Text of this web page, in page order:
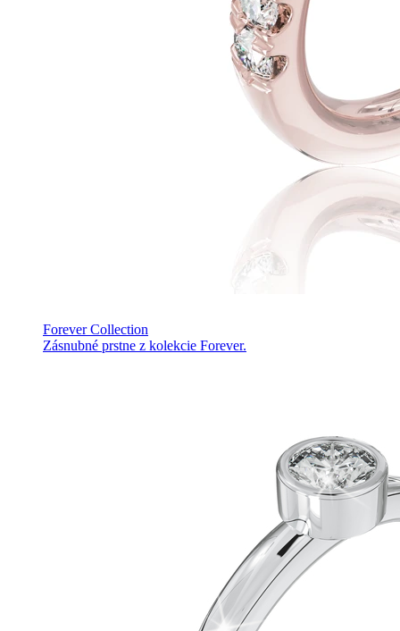
Forever Collection
Zásnubné prstne z kolekcie Forever.